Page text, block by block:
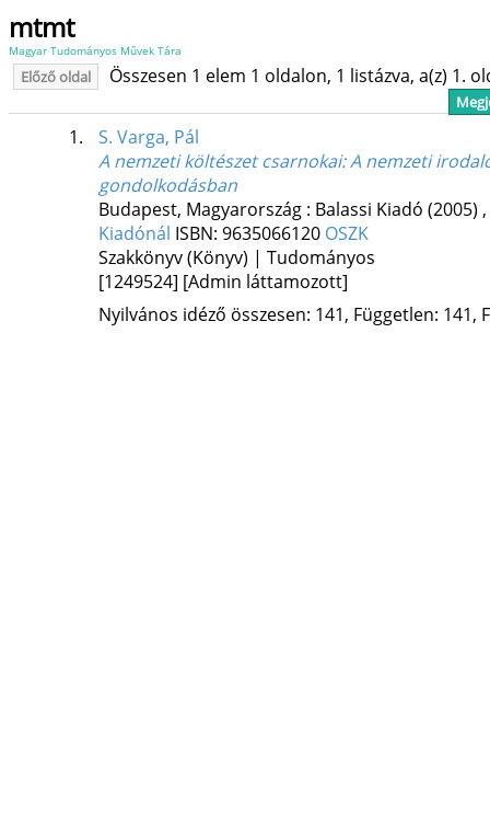
mtmt
Magyar Tudományos Művek Tára
Előző oldal Összesen 1 elem 1 oldalon, 1 listázva, a(z) 1.
1.
S. Varga, Pál
A nemzeti költészet csarnokai: A nemzeti
gondolkodásban
Budapest, Magyarország : Balassi Kiadó (2005) ,
Kiadónál ISBN: 9635066120 OSZK
Szakkönyv (Könyv) | Tudományos
[1249524] [Admin láttamozott]
Nyilvános idéző összesen: 141, Független: 141,